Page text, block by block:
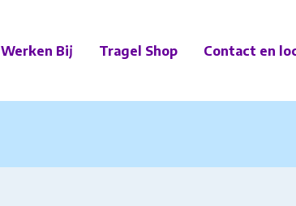
Werken Bij Tragel Shop Contact en